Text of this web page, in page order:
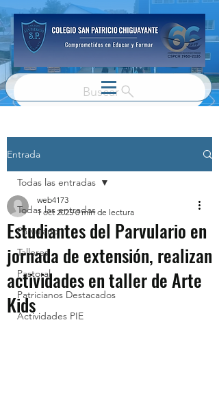
Buscar
Entrada
Todas las entradas
Parvulario
Talleres
Pastoral
Patricianos Destacados
Actividades PIE
Todas las entradas
Estudiantes del Parvulario en
jornada de extensión, realizan
actividades en taller de Arte
Kids
web4173
1 oct 2025 0 min de lectura